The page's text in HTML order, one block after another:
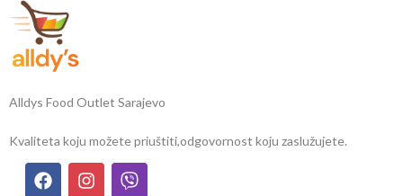
Alldys Food Outlet Sarajevo
Kvaliteta koju možete priuštiti,odgovornost koju zaslužujete.